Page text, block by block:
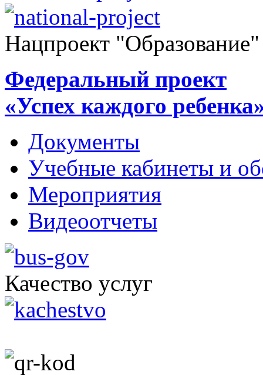
Нацпроект "Образование"
Федеральный проект
«Успех каждого
Документы
Учебные кабинеты и
Мероприятия
Видеоотчеты
Качество услуг